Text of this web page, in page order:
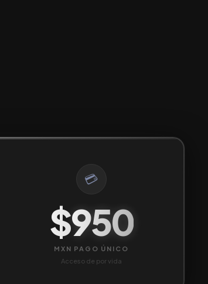
💳
$950
MXN PAGO ÚNICO
Acceso de por vida